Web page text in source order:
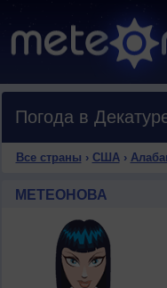
Погода в
Все страны › США›
МЕТЕОНОВА